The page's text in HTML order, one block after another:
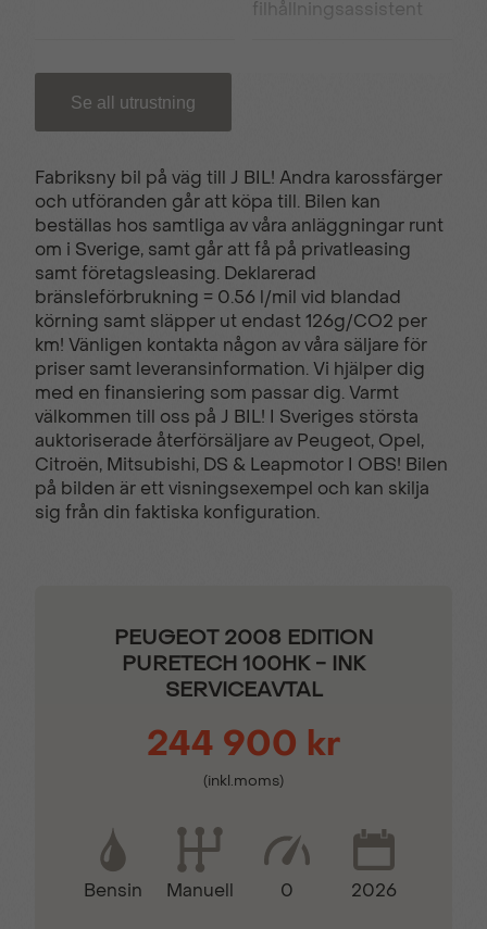
filhållningsassistent
Elfönsterhissar fram &
bak
Hill Start Assist Luftkonditionering
Parkeringssensor bak
Peugeot SOS &
Connect
Regnsensor Trådlös Apple CarPlay
Tygklädsel
Se all utrustning
Fabriksny bil på väg till J BIL! Andra karossfärger
och utföranden går att köpa till. Bilen kan
beställas hos samtliga av våra anläggningar runt
om i Sverige, samt går att få på privatleasing
samt företagsleasing. Deklarerad
bränsleförbrukning = 0.56 l/mil vid blandad
körning samt släpper ut endast 126g/CO2 per
km! Vänligen kontakta någon av våra säljare för
priser samt leveransinformation. Vi hjälper dig
med en finansiering som passar dig. Varmt
välkommen till oss på J BIL! I Sveriges största
auktoriserade återförsäljare av Peugeot, Opel,
Citroën, Mitsubishi, DS & Leapmotor I OBS! Bilen
på bilden är ett visningsexempel och kan skilja
sig från din faktiska konfiguration.
PEUGEOT 2008 EDITION
PURETECH 100HK - INK
SERVICEAVTAL
244 900 kr
(inkl.moms)
Bensin Manuell 0 2026